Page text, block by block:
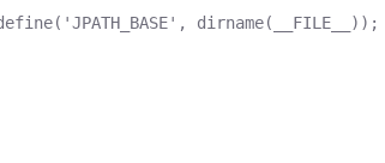
dirname(__FILE__));